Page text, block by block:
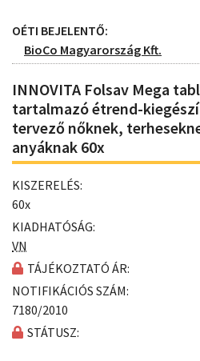
OÉTI BEJELENTŐ:
BioCo Magyarország Kft.
INNOVITA Folsav Mega
tartalmazó étrend-
tervező nőknek,
anyáknak 60x
KISZERELÉS:
60x
KIADHATÓSÁG:
VN
TÁJÉKOZTATÓ ÁR:
NOTIFIKÁCIÓS SZÁM:
7180/2010
STÁTUSZ: